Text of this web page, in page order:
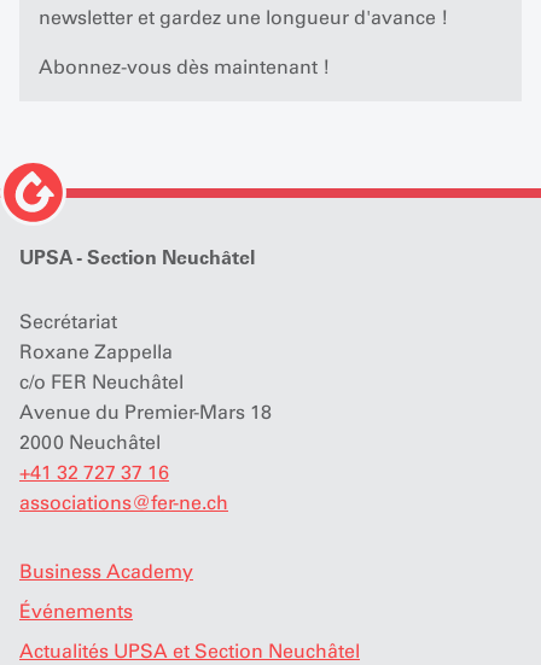
newsletter et gardez une longueur d'avance !
Abonnez-vous dès maintenant !
UPSA - Section Neuchâtel
Secrétariat
Roxane Zappella
c/o FER Neuchâtel
Avenue du Premier-Mars 18
2000 Neuchâtel
+41 32 727 37 16
associations@fer-ne.ch
Business Academy
Événements
Actualités UPSA et Section Neuchâtel